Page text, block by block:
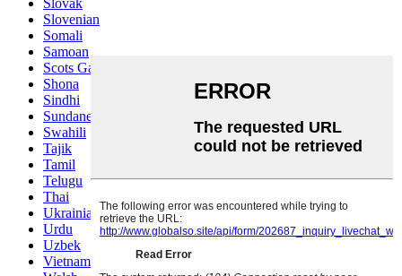
Slovak
Slovenian
Somali
Samoan
Scots Gaelic
Shona
Sindhi
Sundanese
Swahili
Tajik
Tamil
Telugu
Thai
Ukrainian
Urdu
Uzbek
Vietnamese